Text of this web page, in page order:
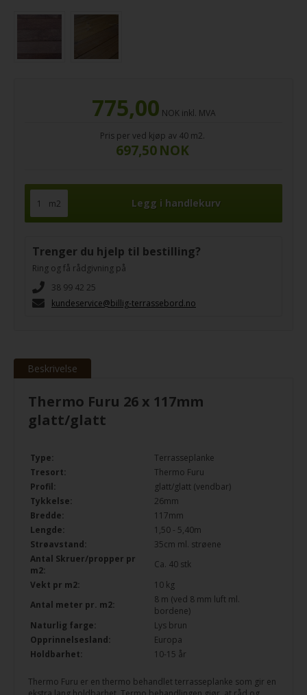
775,00 NOK inkl. MVA
Pris per ved kjøp av 40 m2.
697,50NOK
m2
Trenger du hjelp til bestilling?
Ring og få rådgivning på
38 99 42 25
kundeservice@billig-terrassebord.no
Beskrivelse
Thermo Furu 26 x 117mm
glatt/glatt
Type:
Terrasseplanke
Tresort:
Thermo Furu
Profil:
glatt/glatt (vendbar)
Tykkelse:
26mm
Bredde:
117mm
Lengde:
1,50 - 5,40m
Strøavstand:
35cm ml. strøene
Antal Skruer/propper pr
m2:
Ca. 40 stk
Vekt pr m2:
10 kg
Antal meter pr. m2:
8 m (ved 8 mm luft ml.
bordene)
Naturlig farge:
Lys brun
Opprinnelsesland:
Europa
Holdbarhet:
10-15 år
Thermo Furu er en thermo behandlet terrasseplanke som gir en